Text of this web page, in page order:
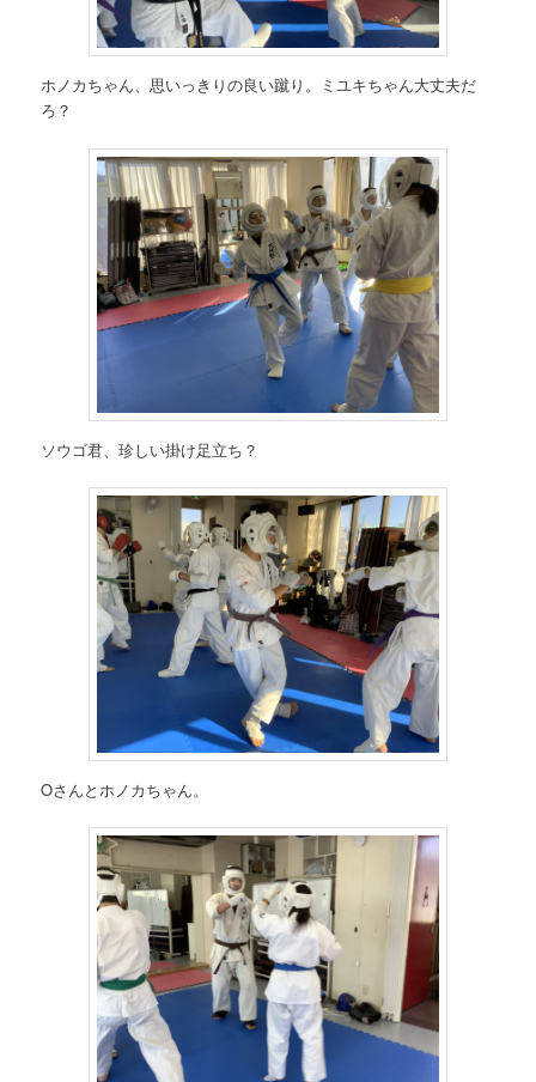
ホノカちゃん、思いっきりの良い蹴り。ミユキちゃん大丈夫だ
ろ？
ソウゴ君、珍しい掛け足立ち？
Oさんとホノカちゃん。